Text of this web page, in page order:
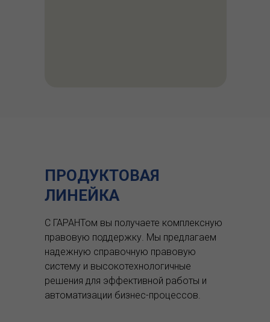
ПРОДУКТОВАЯ
ЛИНЕЙКА
С ГАРАНТом вы получаете комплексную
правовую поддержку. Мы предлагаем
надежную справочную правовую
систему и высокотехнологичные
решения для эффективной работы и
автоматизации бизнес-процессов.